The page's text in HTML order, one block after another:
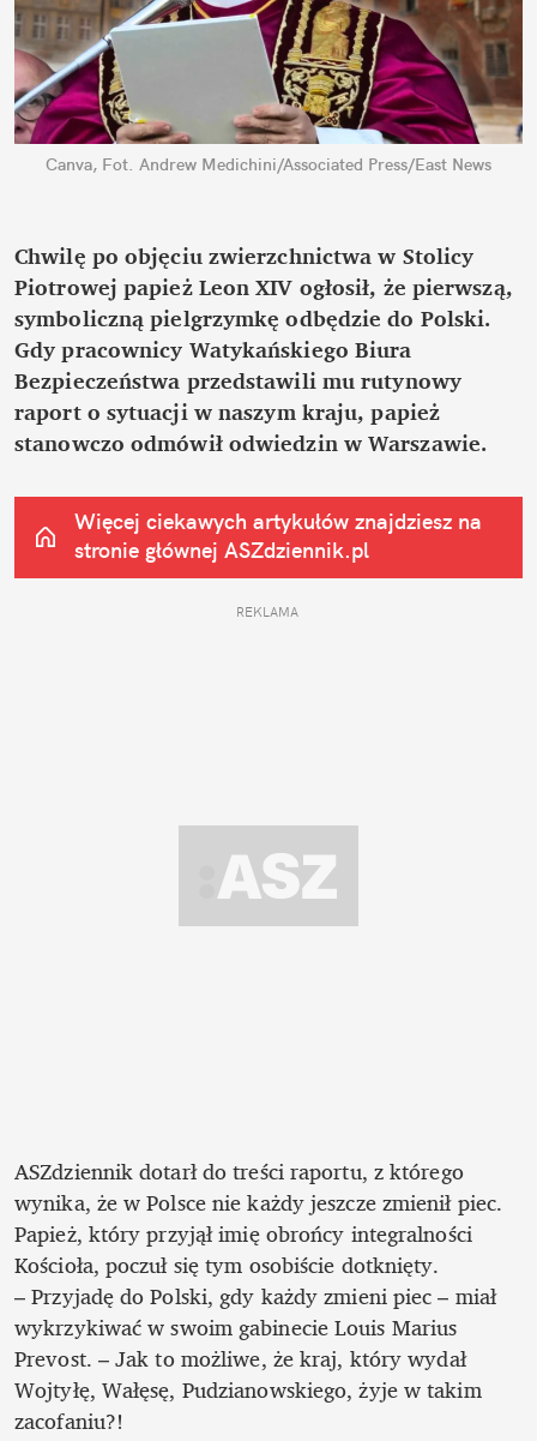
Canva, Fot. Andrew Medichini/Associated Press/East News
Chwilę po objęciu zwierzchnictwa w Stolicy
Piotrowej papież Leon XIV ogłosił, że pierwszą,
symboliczną pielgrzymkę odbędzie do Polski.
Gdy pracownicy Watykańskiego Biura
Bezpieczeństwa przedstawili mu rutynowy
raport o sytuacji w naszym kraju, papież
stanowczo odmówił odwiedzin w Warszawie.
Więcej ciekawych artykułów znajdziesz na
stronie głównej ASZdziennik.pl
REKLAMA
ASZdziennik dotarł do treści raportu, z którego
wynika, że w Polsce nie każdy jeszcze zmienił piec.
Papież, który przyjął imię obrońcy integralności
Kościoła, poczuł się tym osobiście dotknięty.
– Przyjadę do Polski, gdy każdy zmieni piec – miał
wykrzykiwać w swoim gabinecie Louis Marius
Prevost. – Jak to możliwe, że kraj, który wydał
Wojtyłę, Wałęsę, Pudzianowskiego, żyje w takim
zacofaniu?!